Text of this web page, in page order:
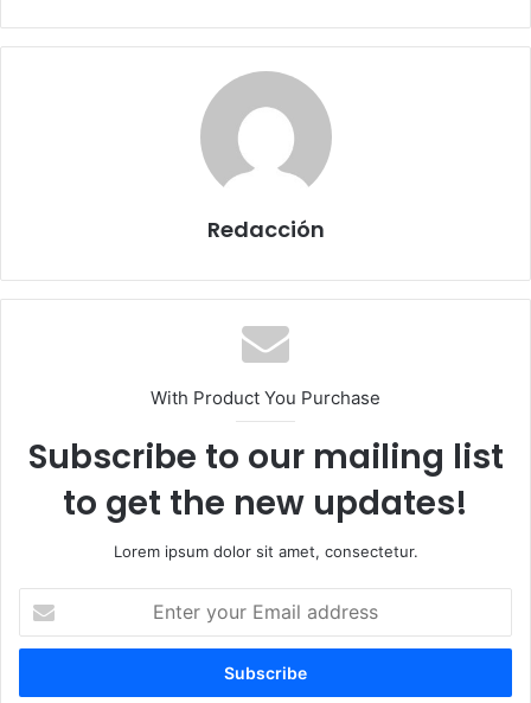
Redacción
With Product You Purchase
Subscribe to our mailing list
to get the new updates!
Lorem ipsum dolor sit amet, consectetur.
t
r